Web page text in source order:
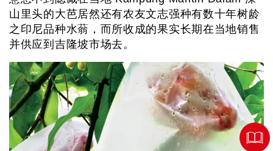
山里头的大芭居然还有农友文志强种有数十年树龄
之印尼品种水蓊，而所收成的果实长期在当地销售
并供应到吉隆坡市场去。